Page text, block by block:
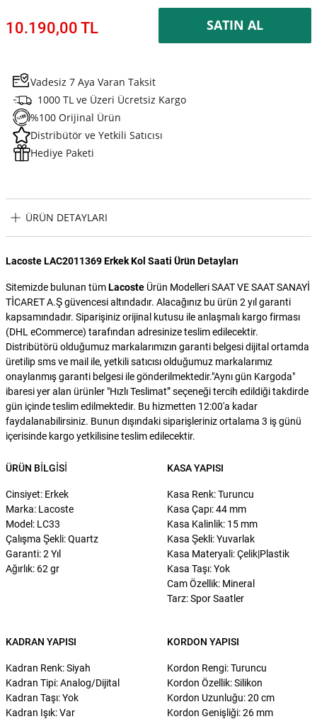
10.190,00 TL SATIN AL
Vadesiz 7 Aya Varan Taksit
1000 TL ve Üzeri Ücretsiz Kargo
%100 Orijinal Ürün
Distribütör ve Yetkili Satıcısı
Hediye Paketi
ÜRÜN DETAYLARI
Lacoste LAC2011369 Erkek Kol Saati Ürün Detayları
Sitemizde bulunan tümLacoste Ürün Modelleri SAAT VE SAAT SANAYİ
TİCARET A.Ş güvencesi altındadır. Alacağınız bu ürün 2 yıl garanti
kapsamındadır. Siparişiniz orijinal kutusu ile anlaşmalı kargo firması
(DHL eCommerce) tarafından adresinize teslim edilecektir.
Distribütörü olduğumuz markalarımızın garanti belgesi dijital ortamda
üretilip sms ve mail ile, yetkili satıcısı olduğumuz markalarımız
onaylanmış garanti belgesi ile gönderilmektedir."Aynı gün Kargoda"
ibaresi yer alan ürünler "Hızlı Teslimat” seçeneği tercih edildiği takdirde
gün içinde teslim edilmektedir. Bu hizmetten 12:00'a kadar
faydalanabilirsiniz. Bunun dışındaki siparişleriniz ortalama 3 iş günü
içerisinde kargo yetkilisine teslim edilecektir.
ÜRÜN BILGISI
Cinsiyet: Erkek
Marka: Lacoste
Model: LC33
Çalışma Şekli: Quartz
Garanti: 2 Yıl
Ağırlık: 62 gr
KASA YAPISI
Kasa Renk: Turuncu
Kasa Çapı: 44 mm
Kasa Kalinlik: 15 mm
Kasa Şekli: Yuvarlak
Kasa Materyali: Çelik|Plastik
Kasa Taşı: Yok
Cam Özellik: Mineral
Tarz: Spor Saatler
KADRAN YAPISI
Kadran Renk: Siyah
Kadran Tipi: Analog/Dijital
Kadran Taşı: Yok
Kadran Işık: Var
KORDON YAPISI
Kordon Rengi: Turuncu
Kordon Özellik: Silikon
Kordon Uzunluğu: 20 cm
Kordon Genişliği: 26 mm